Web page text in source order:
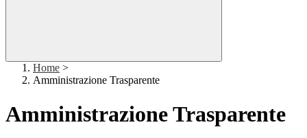
Home >
Amministrazione Trasparente
Amministrazione Trasparente